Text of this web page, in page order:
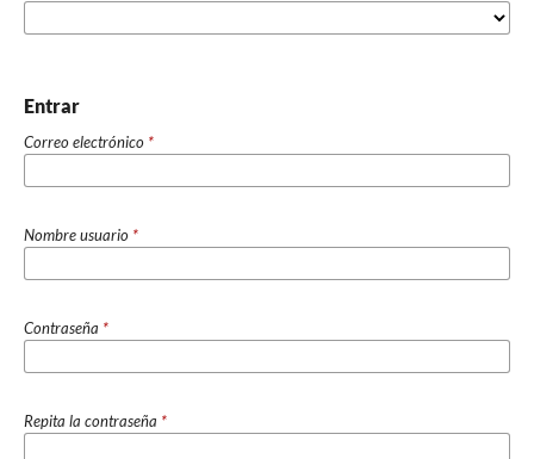
Entrar
Correo electrónico *
Nombre usuario *
Contraseña *
Repita la contraseña *